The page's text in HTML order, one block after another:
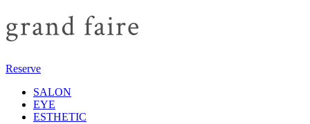
Reserve
SALON
EYE
ESTHETIC